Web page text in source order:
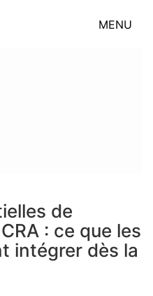
MENU
de
: ce que les
intégrer dès la